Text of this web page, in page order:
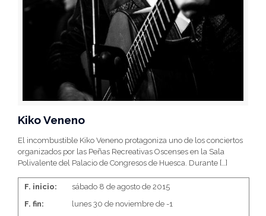
Kiko Veneno
El incombustible Kiko Veneno protagoniza uno de los conciertos
organizados por las Peñas Recreativas Oscenses en la Sala
Polivalente del Palacio de Congresos de Huesca. Durante […]
F. inicio:
sábado 8 de agosto de 2015
F. fin:
lunes 30 de noviembre de -1